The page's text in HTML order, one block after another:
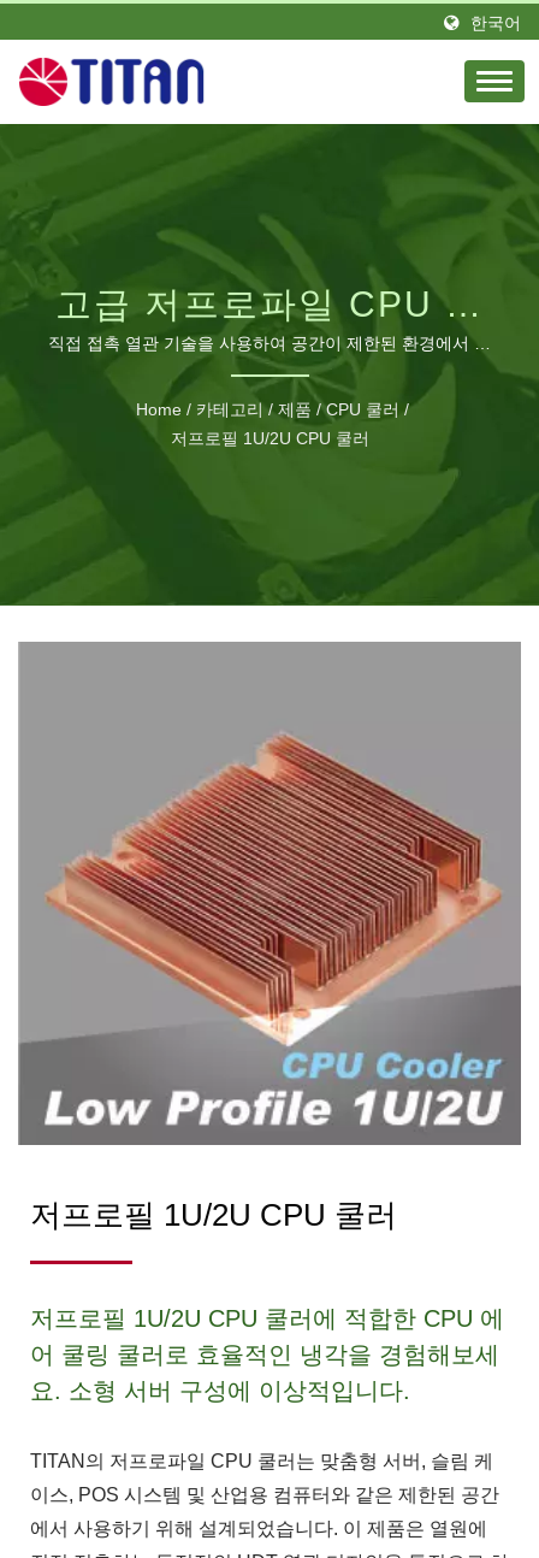
한국어
고급 저프로파일 CPU 냉
각 솔루션
직접 접촉 열관 기술을 사용하여 공간이 제한된 환경에서 최
대 열 효율성을 위해 설계되었습니다.
Home / 카테고리 / 제품 / CPU 쿨러 /
저프로필 1U/2U CPU 쿨러
저프로필 1U/2U CPU 쿨러
저프로필 1U/2U CPU 쿨러에 적합한 CPU 에
어 쿨링 쿨러로 효율적인 냉각을 경험해보세
요. 소형 서버 구성에 이상적입니다.
TITAN의 저프로파일 CPU 쿨러는 맞춤형 서버, 슬림 케
이스, POS 시스템 및 산업용 컴퓨터와 같은 제한된 공간
에서 사용하기 위해 설계되었습니다. 이 제품은 열원에